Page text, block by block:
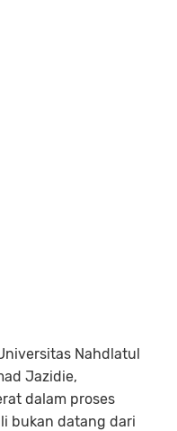
Nahdlatul
Jazidie,
dalam proses
bukan datang dari